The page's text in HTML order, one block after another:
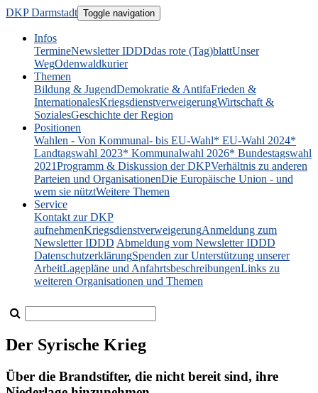
DKP Darmstadt Toggle navigation
Infos
TermineNewsletter IDDDdas rote (Tag)blattUnser
WegOdenwaldkurier
Themen
Bildung & JugendDemokratie & AntifaFrieden &
InternationalesKriegsdienstverweigerungWirtschaft &
SozialesGeschichte der Region
Positionen
Wahlen - Von Kommunal- bis EU-Wahl* EU-Wahl 2024*
Landtagswahl 2023* Kommunalwahl 2026* Bundestagswahl
2021Programm & Diskussion der DKPVerhältnis zu anderen
Parteien und OrganisationenDie Europäische Union - und
wem sie nütztWeitere Themen
Service
Kontakt zur DKP
aufnehmenKriegsdienstverweigerungAnmeldung zum
Newsletter IDDD Abmeldung vom Newsletter IDDD
DatenschutzerklärungSpenden zur Unterstützung unserer
ArbeitLagepläne und AnfahrtsbeschreibungenLinks zu
weiteren Organisationen und Themen
Der Syrische Krieg
Über die Brandstifter, die nicht bereit sind, ihre